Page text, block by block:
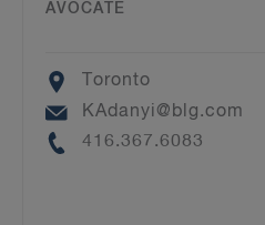
AVOCATE
Location
Toronto
Email
KAdanyi@blg.com
Phone
416.367.6083